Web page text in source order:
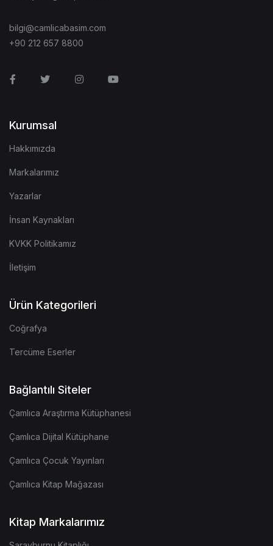
bilgi@camlicabasim.com
+90 212 657 8800
FacebookTwitterInstagramYoutube
Kurumsal
Hakkımızda
Markalarımız
Yazarlar
İnsan Kaynakları
KVKK Politikamız
İletişim
Ürün Kategorileri
Coğrafya
Tercüme Eserler
Bağlantılı Siteler
Çamlıca Araştırma Kütüphanesi
Çamlıca Dijital Kütüphane
Çamlıca Çocuk Yayınları
Çamlıca Kitap Mağazası
Kitap Markalarımız